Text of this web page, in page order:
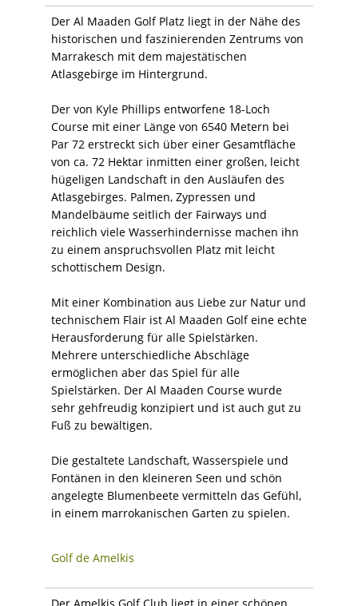
Der Al Maaden Golf Platz liegt in der Nähe des
historischen und faszinierenden Zentrums von
Marrakesch mit dem majestätischen
Atlasgebirge im Hintergrund.
Der von Kyle Phillips entworfene 18-Loch
Course mit einer Länge von 6540 Metern bei
Par 72 erstreckt sich über einer Gesamtfläche
von ca. 72 Hektar inmitten einer großen, leicht
hügeligen Landschaft in den Ausläufen des
Atlasgebirges. Palmen, Zypressen und
Mandelbäume seitlich der Fairways und
reichlich viele Wasserhindernisse machen ihn
zu einem anspruchsvollen Platz mit leicht
schottischem Design.
Mit einer Kombination aus Liebe zur Natur und
technischem Flair ist Al Maaden Golf eine echte
Herausforderung für alle Spielstärken.
Mehrere unterschiedliche Abschläge
ermöglichen aber das Spiel für alle
Spielstärken. Der Al Maaden Course wurde
sehr gehfreudig konzipiert und ist auch gut zu
Fuß zu bewältigen.
Die gestaltete Landschaft, Wasserspiele und
Fontänen in den kleineren Seen und schön
angelegte Blumenbeete vermitteln das Gefühl,
in einem marrokanischen Garten zu spielen.
Golf de Amelkis